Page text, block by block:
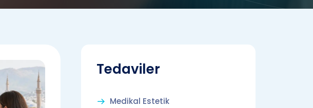
Tedaviler
Medikal Estetik